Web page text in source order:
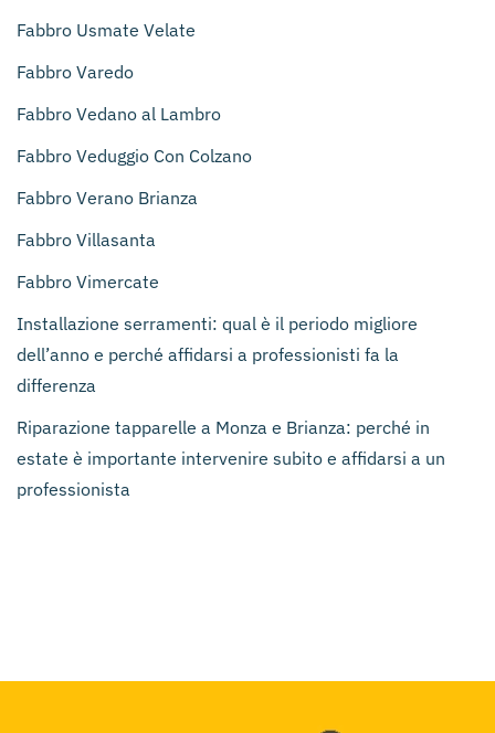
Fabbro Usmate Velate
Fabbro Varedo
Fabbro Vedano al Lambro
Fabbro Veduggio Con Colzano
Fabbro Verano Brianza
Fabbro Villasanta
Fabbro Vimercate
Installazione serramenti: qual è il periodo migliore
dell’anno e perché affidarsi a professionisti fa la
differenza
Riparazione tapparelle a Monza e Brianza: perché in
estate è importante intervenire subito e affidarsi a un
professionista